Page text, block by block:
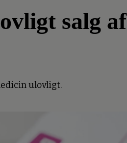
salg af
ulovligt.